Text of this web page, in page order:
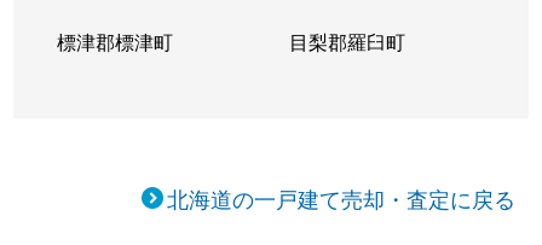
標津郡標津町 目梨郡羅臼町
北海道の一戸建て売却・査定に戻る